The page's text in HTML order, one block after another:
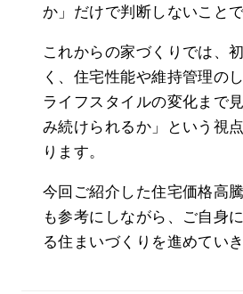
か」だけで判断しないことで
これからの家づくりでは、
く、住宅性能や維持管理の
ライフスタイルの変化まで
み続けられるか」という視
ります。
今回ご紹介した住宅価格高
も参考にしながら、ご自身
る住まいづくりを進めてい